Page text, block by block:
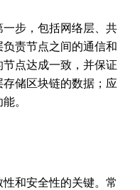
步，包括网络层、共
责节点之间的通信和
点达成一致，并保证
储区块链的数据；应
。
和安全性的关键。常